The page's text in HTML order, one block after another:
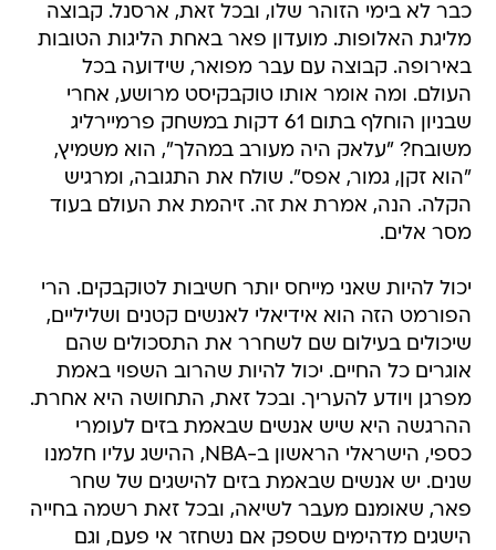
כבר לא בימי הזוהר שלו, ובכל זאת, ארסנל. קבוצה
מליגת האלופות. מועדון פאר באחת הליגות הטובות
באירופה. קבוצה עם עבר מפואר, שידועה בכל
העולם. ומה אומר אותו טוקבקיסט מרושע, אחרי
שבניון הוחלף בתום 61 דקות במשחק פרמיירליג
משובח? "עלאק היה מעורב במהלך", הוא משמיץ,
"הוא זקן, גמור, אפס". שולח את התגובה, ומרגיש
הקלה. הנה, אמרת את זה. זיהמת את העולם בעוד
מסר אלים.
יכול להיות שאני מייחס יותר חשיבות לטוקבקים. הרי
הפורמט הזה הוא אידיאלי לאנשים קטנים ושליליים,
שיכולים בעילום שם לשחרר את התסכולים שהם
אוגרים כל החיים. יכול להיות שהרוב השפוי באמת
מפרגן ויודע להעריך. ובכל זאת, התחושה היא אחרת.
ההרגשה היא שיש אנשים שבאמת בזים לעומרי
כספי, הישראלי הראשון ב-NBA, ההישג עליו חלמנו
שנים. יש אנשים שבאמת בזים להישגים של שחר
פאר, שאומנם מעבר לשיאה, ובכל זאת רשמה בחייה
הישגים מדהימים שספק אם נשחזר אי פעם, וגם